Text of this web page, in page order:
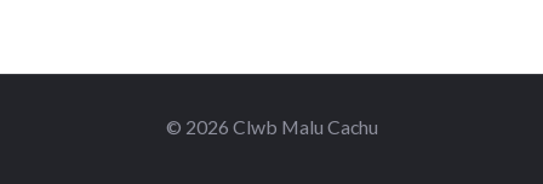
© 2026 Clwb Malu Cachu